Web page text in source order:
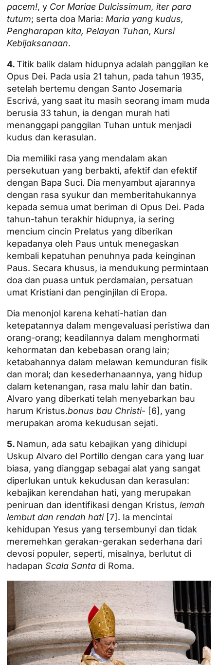
pacem!, y Cor Mariae Dulcissimum, iter para
tutum; serta doa Maria: Maria yang kudus,
Pengharapan kita, Pelayan Tuhan, Kursi
Kebijaksanaan.
4.Titik balik dalam hidupnya adalah panggilan ke
Opus Dei. Pada usia 21 tahun, pada tahun 1935,
setelah bertemu dengan Santo Josemaría
Escrivá, yang saat itu masih seorang imam muda
berusia 33 tahun, ia dengan murah hati
menanggapi panggilan Tuhan untuk menjadi
kudus dan kerasulan.
Dia memiliki rasa yang mendalam akan
persekutuan yang berbakti, afektif dan efektif
dengan Bapa Suci. Dia menyambut ajarannya
dengan rasa syukur dan memberitahukannya
kepada semua umat beriman di Opus Dei. Pada
tahun-tahun terakhir hidupnya, ia sering
mencium cincin Prelatus yang diberikan
kepadanya oleh Paus untuk menegaskan
kembali kepatuhan penuhnya pada keinginan
Paus. Secara khusus, ia mendukung permintaan
doa dan puasa untuk perdamaian, persatuan
umat Kristiani dan penginjilan di Eropa.
Dia menonjol karena kehati-hatian dan
ketepatannya dalam mengevaluasi peristiwa dan
orang-orang; keadilannya dalam menghormati
kehormatan dan kebebasan orang lain;
ketabahannya dalam melawan kemunduran fisik
dan moral; dan kesederhanaannya, yang hidup
dalam ketenangan, rasa malu lahir dan batin.
Alvaro yang diberkati telah menyebarkan bau
harum Kristus.bonus bau Christi- [6] , yang
merupakan aroma kekudusan sejati.
5. Namun, ada satu kebajikan yang dihidupi
Uskup Alvaro del Portillo dengan cara yang luar
biasa, yang dianggap sebagai alat yang sangat
diperlukan untuk kekudusan dan kerasulan:
kebajikan kerendahan hati, yang merupakan
peniruan dan identifikasi dengan Kristus, lemah
lembut dan rendah hati [7] . Ia mencintai
kehidupan Yesus yang tersembunyi dan tidak
meremehkan gerakan-gerakan sederhana dari
devosi populer, seperti, misalnya, berlutut di
hadapan Scala Santa di Roma.